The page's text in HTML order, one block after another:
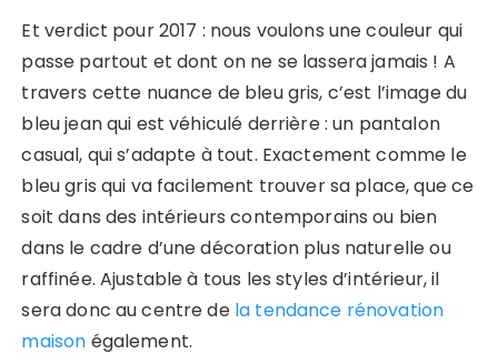
Et verdict pour 2017 : nous voulons une couleur qui
passe partout et dont on ne se lassera jamais ! A
travers cette nuance de bleu gris, c’est l’image du
bleu jean qui est véhiculé derrière : un pantalon
casual, qui s’adapte à tout. Exactement comme le
bleu gris qui va facilement trouver sa place, que ce
soit dans des intérieurs contemporains ou bien
dans le cadre d’une décoration plus naturelle ou
raffinée. Ajustable à tous les styles d’intérieur, il
sera donc au centre de la tendance rénovation
maison également.